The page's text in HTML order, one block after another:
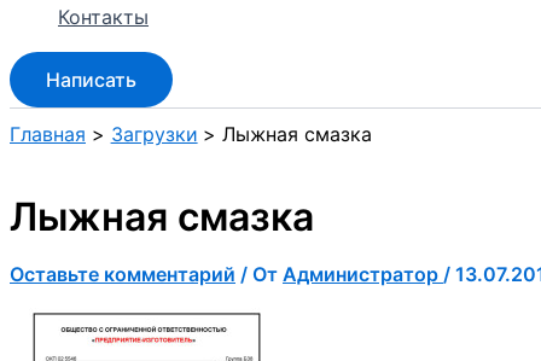
Контакты
Написать
Главная Загрузки Лыжная смазка
Лыжная смазка
Оставьте комментарий / От Администратор /